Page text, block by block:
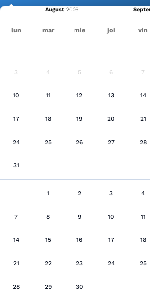
Cele
Căutare
Argeș
au fost găsite 1 unităţi de
August
lun mar mie joi vin
3 4 5 6 7
10 11 12 13 14
17 18 19 20 21
24 25 26 27 28
31
1 2 3 4
7 8 9 10 11
14 15 16 17 18
21 22 23 24 25
28 29 30